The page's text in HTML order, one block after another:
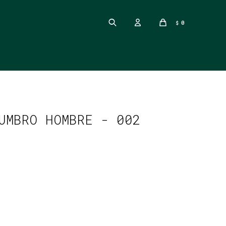
$ 0
HOMBRE - 002